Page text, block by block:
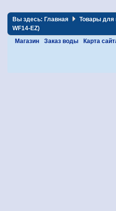
Вы здесь: Главная Товары для
WF14-EZ)
Магазин
Заказ воды Карта